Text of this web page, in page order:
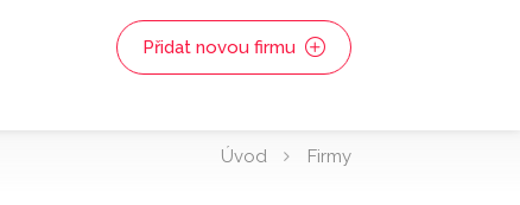
Přidat novou firmu
Úvod Firmy